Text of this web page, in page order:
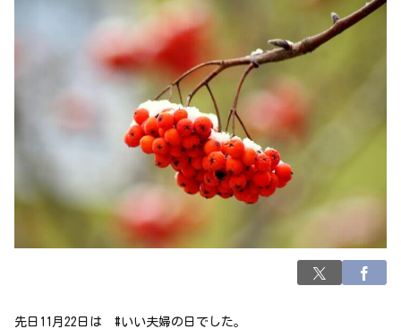
先日11月22日は #いい夫婦の日でした。